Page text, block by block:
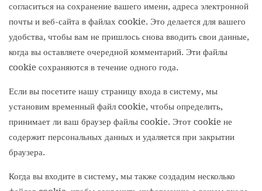
согласиться на сохранение вашего имени, адреса электронной
почты и веб-сайта в файлах cookie. Это делается для вашего
удобства, чтобы вам не пришлось снова вводить свои данные,
когда вы оставляете очередной комментарий. Эти файлы
cookie сохраняются в течение одного года.
Если вы посетите нашу страницу входа в систему, мы
установим временный файл cookie, чтобы определить,
принимает ли ваш браузер файлы cookie. Этот cookie не
содержит персональных данных и удаляется при закрытии
браузера.
Когда вы входите в систему, мы также создадим несколько